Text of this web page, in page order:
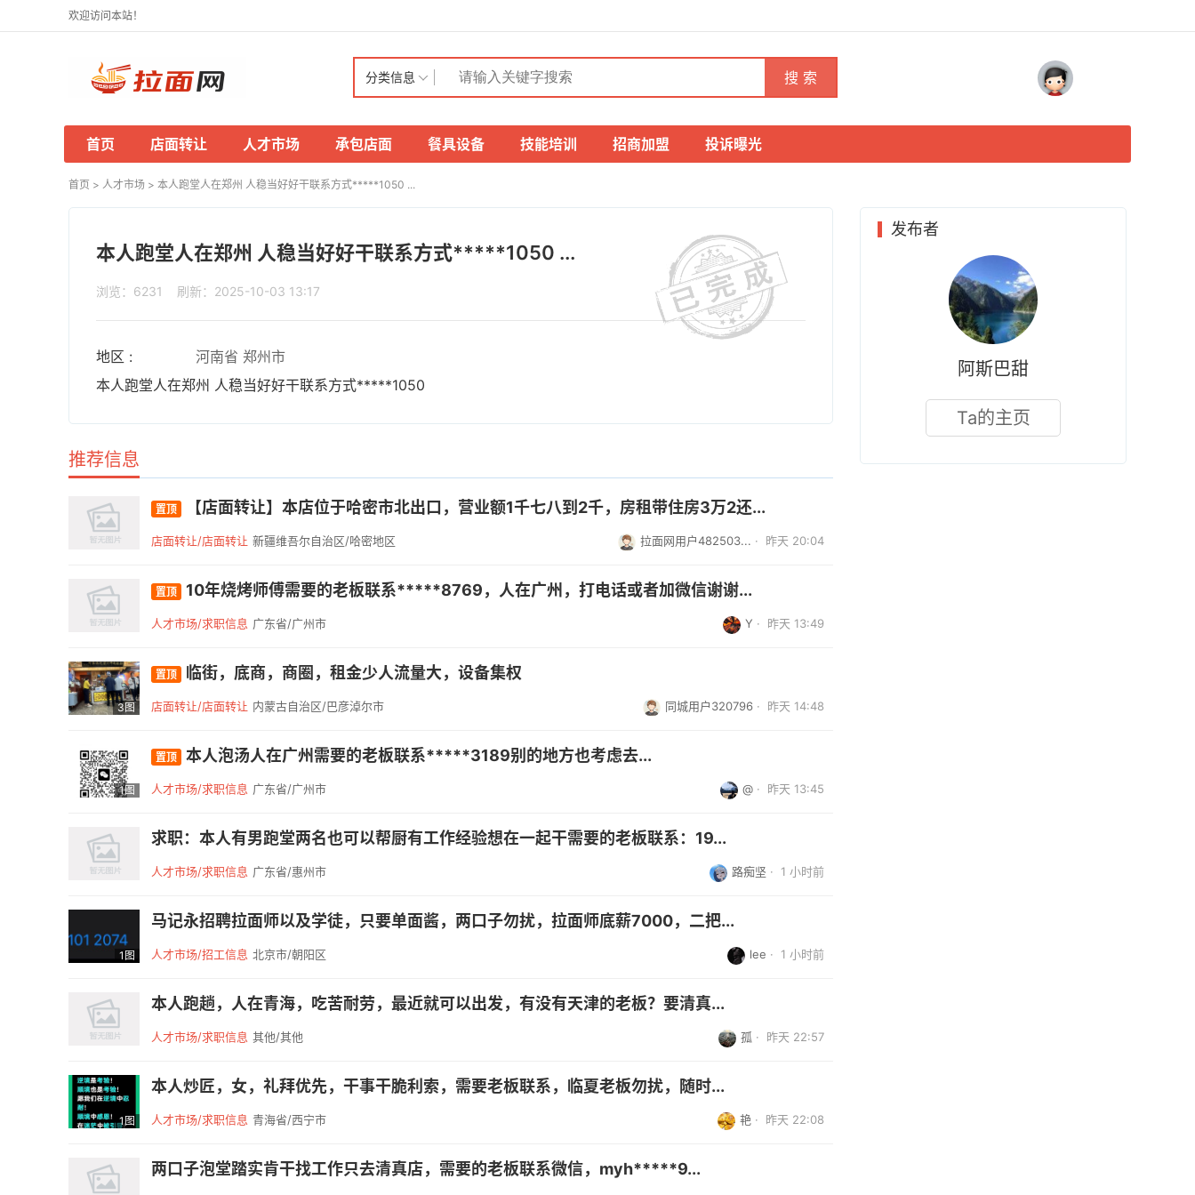
欢迎访问本站！
分类信息 搜 索
首页 店面转让 人才市场 承包店面 餐具设备 技能培训 招商加盟 投诉曝光
首页 > 人才市场 > 本人跑堂人在郑州 人稳当好好干联系方式*****1050 ...
本人跑堂人在郑州 人稳当好好干联系方式*****1050 ...
浏览：6231 刷新：2025-10-03 13:17
地区 :
河南省 郑州市
本人跑堂人在郑州 人稳当好好干联系方式*****1050
推荐信息
置顶 【店面转让】本店位于哈密市北出口，营业额1千七八到2千，房租带住房3万2还...
店面转让/店面转让 新疆维吾尔自治区/哈密地区 拉面网用户482503... · 昨天 20:04
置顶 10年烧烤师傅需要的老板联系*****8769，人在广州，打电话或者加微信谢谢...
人才市场/求职信息 广东省/广州市 Y · 昨天 13:49
3图
置顶 临街，底商，商圈，租金少人流量大，设备集权
店面转让/店面转让 内蒙古自治区/巴彦淖尔市 同城用户320796 · 昨天 14:48
1图
置顶 本人泡汤人在广州需要的老板联系*****3189别的地方也考虑去...
人才市场/求职信息 广东省/广州市 @ · 昨天 13:45
求职：本人有男跑堂两名也可以帮厨有工作经验想在一起干需要的老板联系：19...
人才市场/求职信息 广东省/惠州市 路痴坚 · 1 小时前
1图
马记永招聘拉面师以及学徒，只要单面酱，两口子勿扰，拉面师底薪7000，二把...
人才市场/招工信息 北京市/朝阳区 lee · 1 小时前
本人跑趟，人在青海，吃苦耐劳，最近就可以出发，有没有天津的老板？要清真...
人才市场/求职信息 其他/其他 孤 · 昨天 22:57
1图
本人炒匠，女，礼拜优先，干事干脆利索，需要老板联系，临夏老板勿扰，随时...
人才市场/求职信息 青海省/西宁市 艳 · 昨天 22:08
两口子泡堂踏实肯干找工作只去清真店，需要的老板联系微信，myh*****9...
发布者
阿斯巴甜
Ta的主页